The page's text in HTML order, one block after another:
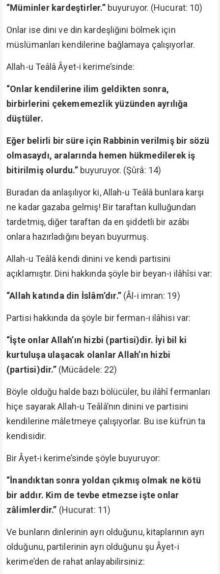
“Müminler kardeştirler.” buyuruyor. (Hucurat: 10)
Onlar ise dini ve din kardeşliğini bölmek için
müslümanları kendilerine bağlamaya çalışıyorlar.
Allah-u Teâlâ Âyet-i kerime’sinde:
“Onlar kendilerine ilim geldikten sonra,
birbirlerini çekememezlik yüzünden ayrılığa
düştüler.
Eğer belirli bir süre için Rabbinin verilmiş bir sözü
olmasaydı, aralarında hemen hükmedilerek iş
bitirilmiş olurdu.”buyuruyor. (Şûrâ: 14)
Buradan da anlaşılıyor ki, Allah-u Teâlâ bunlara karşı
ne kadar gazaba gelmiş! Bir taraftan kulluğundan
tardetmiş, diğer taraftan da en şiddetli bir azâbı
onlara hazırladığını beyan buyurmuş.
Allah-u Teâlâ kendi dinini ve kendi partisini
açıklamıştır. Dini hakkında şöyle bir beyan-ı ilâhîsi var:
“Allah katında din İslâm’dır.” (Âl-i imran: 19)
Partisi hakkında da şöyle bir ferman-ı ilâhisi var:
“İşte onlar Allah’ın hizbi (partisi)dir. İyi bil ki
kurtuluşa ulaşacak olanlar Allah’ın hizbi
(partisi)dir.”(Mücâdele: 22)
Böyle olduğu halde bazı bölücüler, bu ilâhî fermanları
hiçe sayarak Allah-u Teâlâ’nın dinini ve partisini
kendilerine mâletmeye çalışıyorlar. Bu ise küfrün ta
kendisidir.
Bir Âyet-i kerime’sinde şöyle buyuruyor:
“İnandıktan sonra yoldan çıkmış olmak ne kötü
bir addır. Kim de tevbe etmezse işte onlar
zâlimlerdir.” (Hucurat: 11)
Ve bunların dinlerinin ayrı olduğunu, kitaplarının ayrı
olduğunu, partilerinin ayrı olduğunu şu Âyet-i
kerime’den de rahat anlayabilirsiniz: